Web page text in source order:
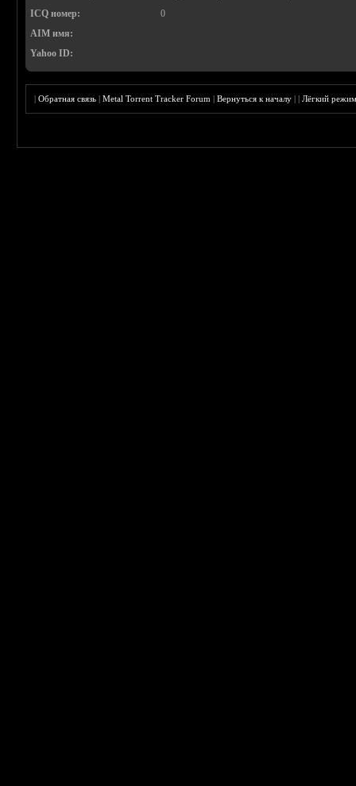
ICQ номер:
0
AIM имя:
Yahoo ID:
|Обратная связь |Metal Torrent Tracker Forum |Вернуться к началу ||Лёгкий